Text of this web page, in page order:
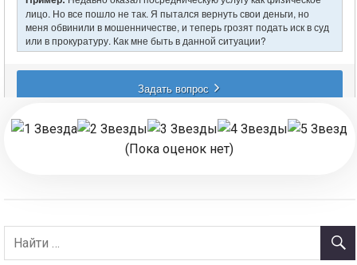
(Пока оценок нет)